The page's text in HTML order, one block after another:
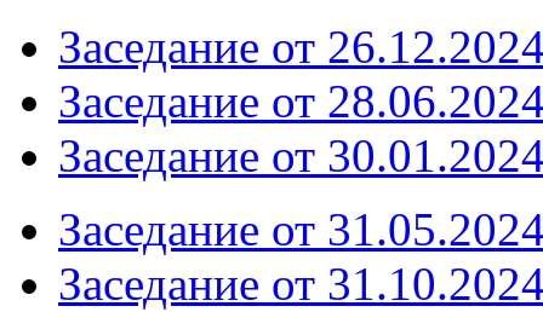
Заседание от
Заседание от
Заседание от
Заседание от
Заседание от